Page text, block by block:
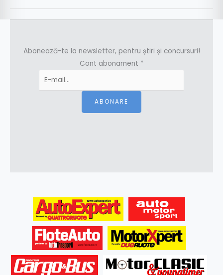
Abonează-te la newsletter, pentru știri și concursuri!
Cont abonament *
ABONARE